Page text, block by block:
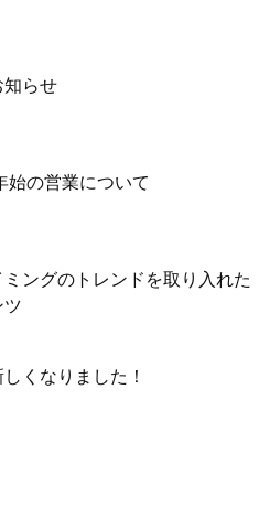
知らせ
始の営業について
ングのトレンドを取り入れた
ツ
くなりました！